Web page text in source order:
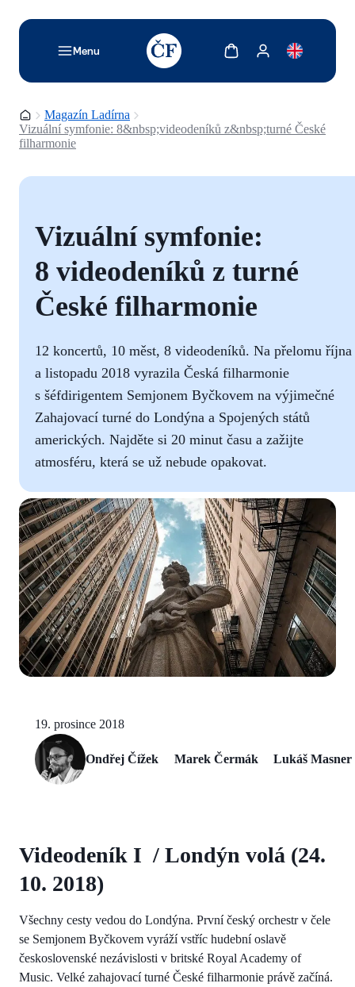
Menu
TODO: Add description for reader
Zobrazit košíkZobrazit můj účet
Domovská stránka
Magazín Ladírna
Vizuální symfonie: 8&nbsp;videodeníků z&nbsp;turné České
filharmonie
Vizuální symfonie:
8 videodeníků z turné
České filharmonie
12 koncertů, 10 měst, 8 videodeníků. Na přelomu října
a listopadu 2018 vyrazila Česká filharmonie
s šéfdirigentem Semjonem Byčkovem na výjimečné
Zahajovací turné do Londýna a Spojených států
amerických. Najděte si 20 minut času a zažijte
atmosféru, která se už nebude opakovat.
19. prosince 2018
Ondřej Čížek Marek Čermák Lukáš Masner
Videodeník I / Londýn volá (24.
10. 2018)
Všechny cesty vedou do Londýna. První český orchestr v čele
se Semjonem Byčkovem vyráží vstříc hudební oslavě
československé nezávislosti v britské Royal Academy of
Music. Velké zahajovací turné České filharmonie právě začíná.